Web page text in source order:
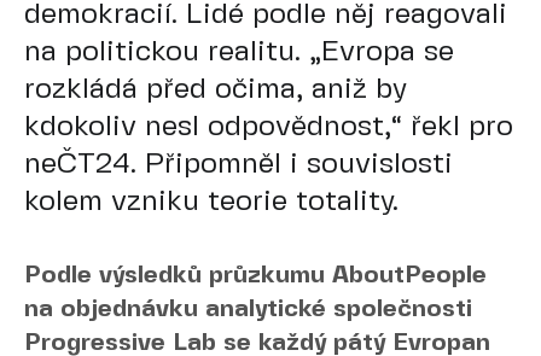
demokracií. Lidé podle něj reagovali
na politickou realitu. „Evropa se
rozkládá před očima, aniž by
kdokoliv nesl odpovědnost,“ řekl pro
neČT24. Připomněl i souvislosti
kolem vzniku teorie totality.
Podle výsledků průzkumu AboutPeople
na objednávku analytické společnosti
Progressive Lab se každý pátý Evropan